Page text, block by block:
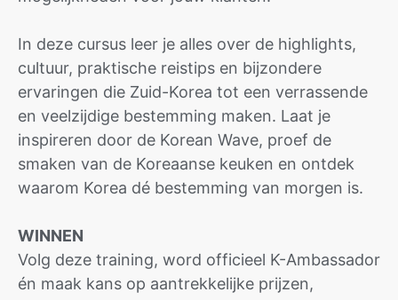
In deze cursus leer je alles over de highlights,
cultuur, praktische reistips en bijzondere
ervaringen die Zuid-Korea tot een verrassende
en veelzijdige bestemming maken. Laat je
inspireren door de Korean Wave, proef de
smaken van de Koreaanse keuken en ontdek
waarom Korea dé bestemming van morgen is.
WINNEN
Volg deze training, word officieel K-Ambassador
én maak kans op aantrekkelijke prijzen,